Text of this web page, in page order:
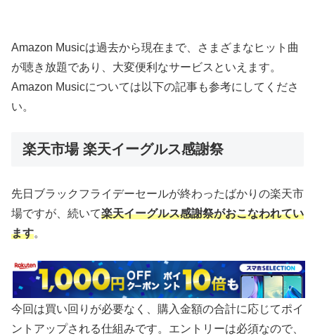
Amazon Musicは過去から現在まで、さまざまなヒット曲
が聴き放題であり、大変便利なサービスといえます。
Amazon Musicについては以下の記事も参考にしてくださ
い。
楽天市場 楽天イーグルス感謝祭
先日ブラックフライデーセールが終わったばかりの楽天市
場ですが、続いて楽天イーグルス感謝祭がおこなわれてい
ます。
今回は買い回りが必要なく、購入金額の合計に応じてポイ
ントアップされる仕組みです。エントリーは必須なので、